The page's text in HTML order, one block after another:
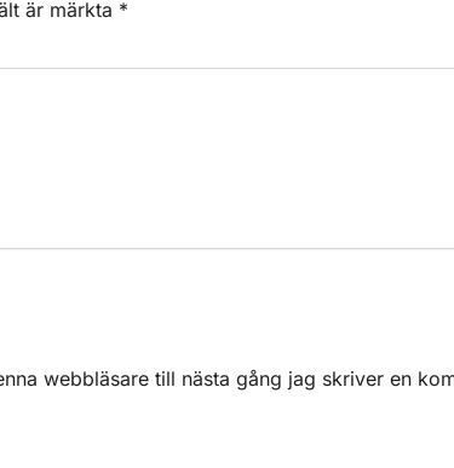
är märkta *
webbläsare till nästa gång jag skriver en